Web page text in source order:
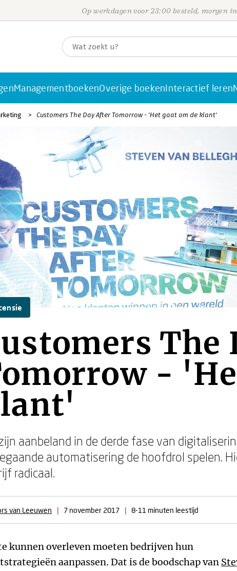
Op werkdagen voor 23:00 besteld, morgen
ManagementboekenOverige boekenInteractief leren
Customers The Day After Tomorrow - 'Het gaat om de klant'
The
-
aanbeland in de derde fase van
automatisering de hoofdrol spelen.
radicaal.
van Leeuwen | 7 november 2017 | 8-11 minuten leestijd
kunnen overleven moeten bedrijven hun
aanpassen. Dat is de boodschap van